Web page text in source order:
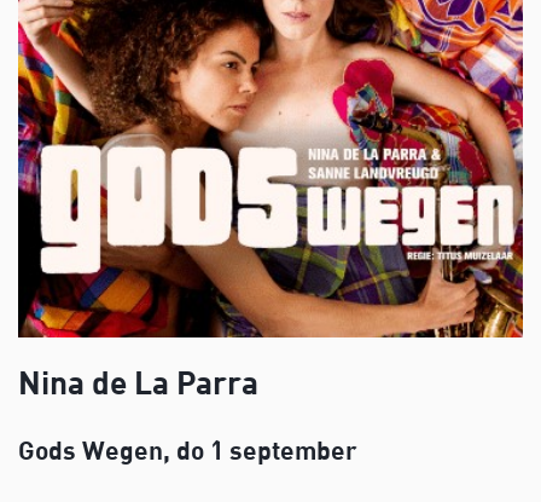
Nina de La Parra
Gods Wegen, do 1 september